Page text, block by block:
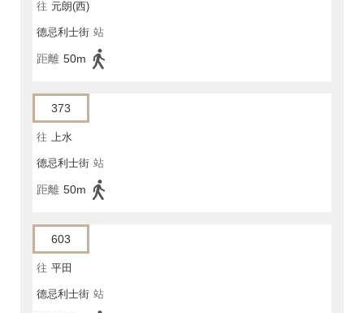
往 元朗(西)
德忌利士街 站
距離 50m
373
往 上水
德忌利士街 站
距離 50m
603
往 平田
德忌利士街 站